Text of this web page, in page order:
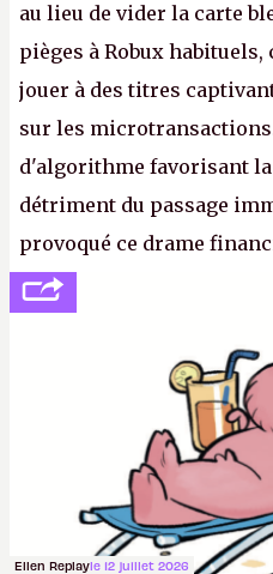
au lieu de vider la carte
pièges à Robux
jouer à des titres
sur les
d'algorithme favorisant
détriment du passage
provoqué ce drame
se consoler, le PDG
sur le déblocage du jeu
joueurs majeurs (+32 %).
aux adultes, qui ne sont
avec du pouvoir d'achat.P.
Ellen Replayle 12 juillet 2026